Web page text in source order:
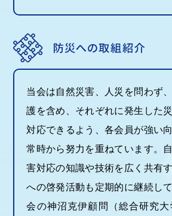
当会は自然災害、人災を問わず
護を含め、それぞれに発生した
対応できるよう、各会員が強い
常時から努力を重ねています。
害対応の知識や技術を広く共有
への啓発活動も定期的に継続し
会の神沼克伊顧問（総合研究